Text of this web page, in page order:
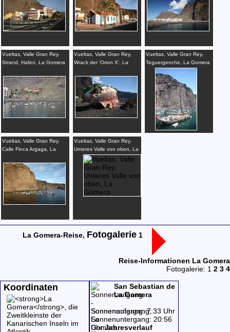
Vueltas, Valle Gran Rey,
Strand, Hafen, La Gomera
Vueltas, Valle Gran Rey,
Wrack der 'Orion X', La
Vueltas, Valle Gran Rey,
Teguergenche, La Gomera
Vueltas, Valle Gran Rey,
Calle Finca Argaga, La
Vueltas, Valle Gran Rey,
Unteres Valle von oben, La
Gomera
La Gomera-Reise, Fotogalerie 1
Reise-Informationen La Gomera
Fotogalerie: 1 2 3 4
Koordinaten
San Sebastian de
La Gomera
Sonnenaufgang: 7:33 Uhr
Sonnenuntergang: 20:56
Uhr Jahresverlauf